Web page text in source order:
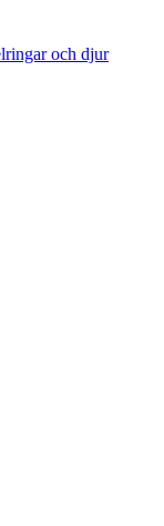
och djur